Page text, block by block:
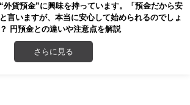
外貨預金”に興味を持っています。「預金だから安
言いますが、本当に安心して始められるのでしょ
円預金との違いや注意点を解説
さらに見る